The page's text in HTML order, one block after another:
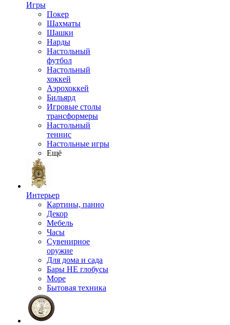
Игры
Покер
Шахматы
Шашки
Нарды
Настольный
футбол
Настольный
хоккей
Аэрохоккей
Бильярд
Игровые столы
трансформеры
Настольный
теннис
Настольные игры
Ещё
Интерьер
Картины, панно
Декор
Мебель
Часы
Сувенирное
оружие
Для дома и сада
Бары НЕ глобусы
Море
Бытовая техника